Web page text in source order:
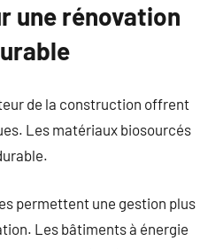
une rénovation
de la construction offrent
Les matériaux biosourcés
permettent une gestion plus
Les bâtiments à énergie